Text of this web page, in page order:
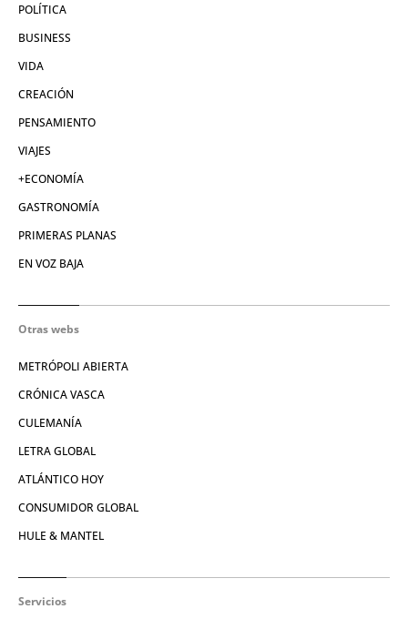
POLÍTICA
BUSINESS
VIDA
CREACIÓN
PENSAMIENTO
VIAJES
+ECONOMÍA
GASTRONOMÍA
PRIMERAS PLANAS
EN VOZ BAJA
Otras webs
METRÓPOLI ABIERTA
CRÓNICA VASCA
CULEMANÍA
LETRA GLOBAL
ATLÁNTICO HOY
CONSUMIDOR GLOBAL
HULE & MANTEL
Servicios